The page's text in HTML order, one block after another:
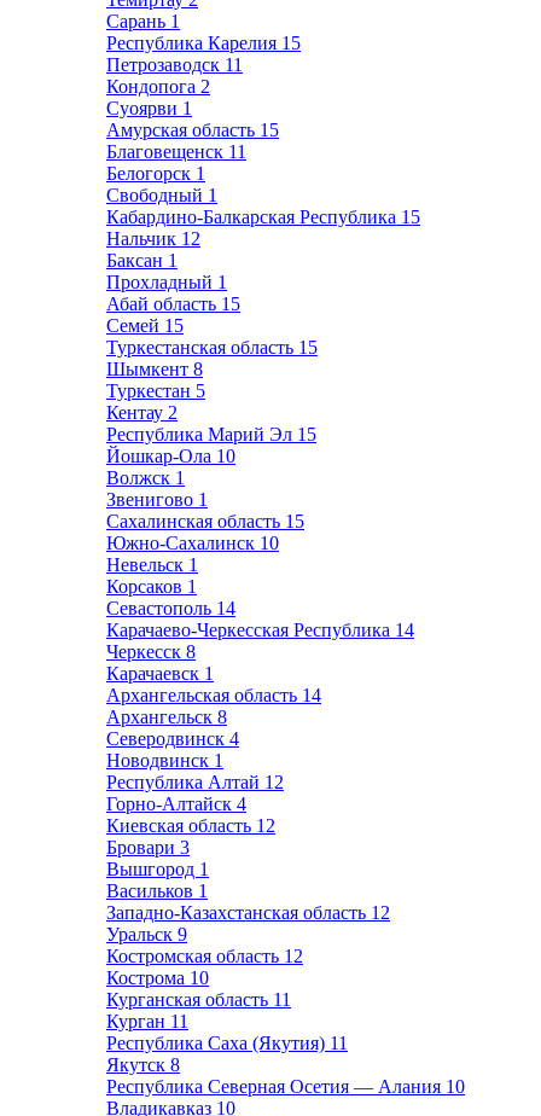
Сарань 1
Республика Карелия 15
Петрозаводск 11
Кондопога 2
Суоярви 1
Амурская область 15
Благовещенск 11
Белогорск 1
Свободный 1
Кабардино-Балкарская Республика 15
Нальчик 12
Баксан 1
Прохладный 1
Абай область 15
Семей 15
Туркестанская область 15
Шымкент 8
Туркестан 5
Кентау 2
Республика Марий Эл 15
Йошкар-Ола 10
Волжск 1
Звенигово 1
Сахалинская область 15
Южно-Сахалинск 10
Невельск 1
Корсаков 1
Севастополь 14
Карачаево-Черкесская Республика 14
Черкесск 8
Карачаевск 1
Архангельская область 14
Архангельск 8
Северодвинск 4
Новодвинск 1
Республика Алтай 12
Горно-Алтайск 4
Киевская область 12
Бровари 3
Вышгород 1
Васильков 1
Западно-Казахстанская область 12
Уральск 9
Костромская область 12
Кострома 10
Курганская область 11
Курган 11
Республика Саха (Якутия) 11
Якутск 8
Республика Северная Осетия — Алания 10
Владикавказ 10